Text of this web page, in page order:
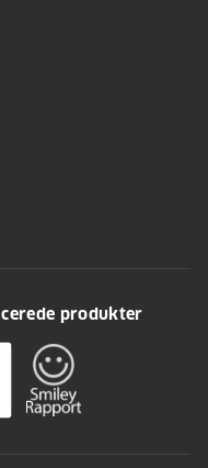
produkter